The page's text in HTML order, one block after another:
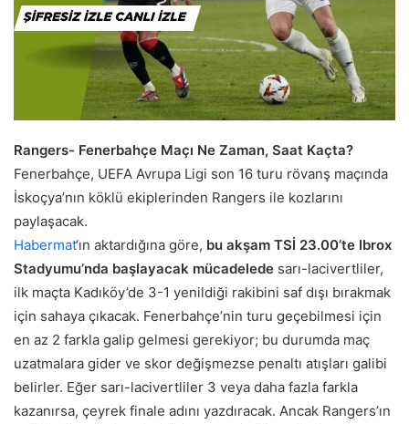
Rangers- Fenerbahçe Maçı Ne Zaman, Saat Kaçta?
Fenerbahçe, UEFA Avrupa Ligi son 16 turu rövanş maçında
İskoçya’nın köklü ekiplerinden Rangers ile kozlarını
paylaşacak.
Habermat‘ın aktardığına göre, bu akşam TSİ 23.00’te Ibrox
Stadyumu’nda başlayacak mücadelede sarı-lacivertliler,
ilk maçta Kadıköy’de 3-1 yenildiği rakibini saf dışı bırakmak
için sahaya çıkacak. Fenerbahçe’nin turu geçebilmesi için
en az 2 farkla galip gelmesi gerekiyor; bu durumda maç
uzatmalara gider ve skor değişmezse penaltı atışları galibi
belirler. Eğer sarı-lacivertliler 3 veya daha fazla farkla
kazanırsa, çeyrek finale adını yazdıracak. Ancak Rangers’ın